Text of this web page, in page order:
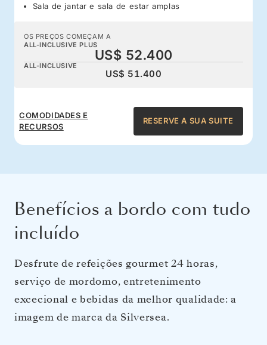
Sala de jantar e sala de estar amplas
OS PREÇOS COMEÇAM A
ALL-INCLUSIVE PLUS
US$ 52.400
ALL-INCLUSIVE
US$ 51.400
COMODIDADES E
RECURSOS
RESERVE A SUA SUITE
Benefícios a bordo com tudo
incluído
Desfrute de refeições gourmet 24 horas,
serviço de mordomo, entretenimento
excecional e bebidas da melhor qualidade: a
imagem de marca da Silversea.